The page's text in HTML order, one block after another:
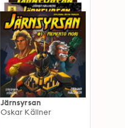
Järnsyrsan
Oskar Källner